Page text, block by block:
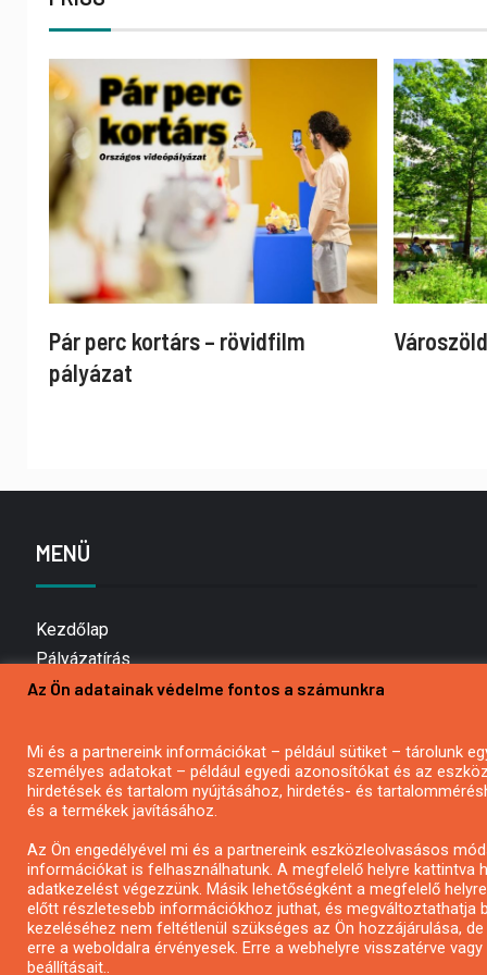
Pár perc kortárs – rövidfilm
pályázat
MENÜ
Kezdőlap
Pályázatírás
Bemutatkozás
Hírlevél feliratkozás
Impresszum
Kapcsolat
Az Ön adatainak védelme fontos a számunkra
Mi és a partnereink információkat – például sütiket – tárolunk
személyes adatokat – például egyedi azonosítókat és az
hirdetések és tartalom nyújtásához, hirdetés- és
és a termékek javításához.
Az Ön engedélyével mi és a partnereink eszközleolvasásos
információkat is felhasználhatunk. A megfelelő helyre
adatkezelést végezzünk. Másik lehetőségként a megfelelő
előtt részletesebb információkhoz juthat, és megváltoztathatja
kezeléséhez nem feltétlenül szükséges az Ön hozzájárulása,
erre a weboldalra érvényesek. Erre a webhelyre visszatérve
beállításait..